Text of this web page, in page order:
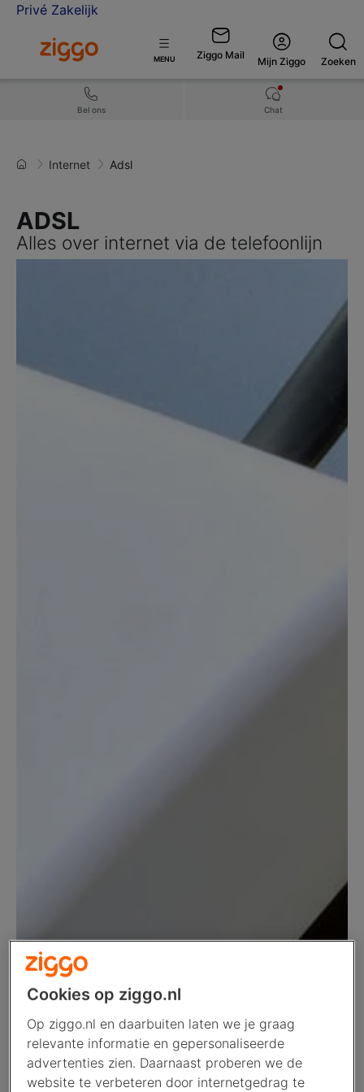
Privé Zakelijk
Ga naar de Ziggo homepage
MENU Ziggo Mail Open
Mijn Ziggo
Zoeken
Internet Adsl
ADSL
Alles over internet via de telefoonlijn
Bel ons Chat
Cookies op ziggo.nl
Op ziggo.nl en daarbuiten laten we je graag
relevante informatie en gepersonaliseerde
advertenties zien. Daarnaast proberen we de
website te verbeteren door internetgedrag te